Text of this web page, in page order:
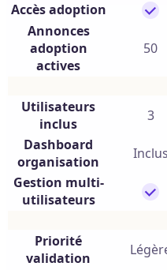
Accès adoption
Annonces
adoption
actives
50
Utilisateurs
inclus
3
Dashboard
organisation
Inclus
Gestion multi-
utilisateurs
Priorité
validation